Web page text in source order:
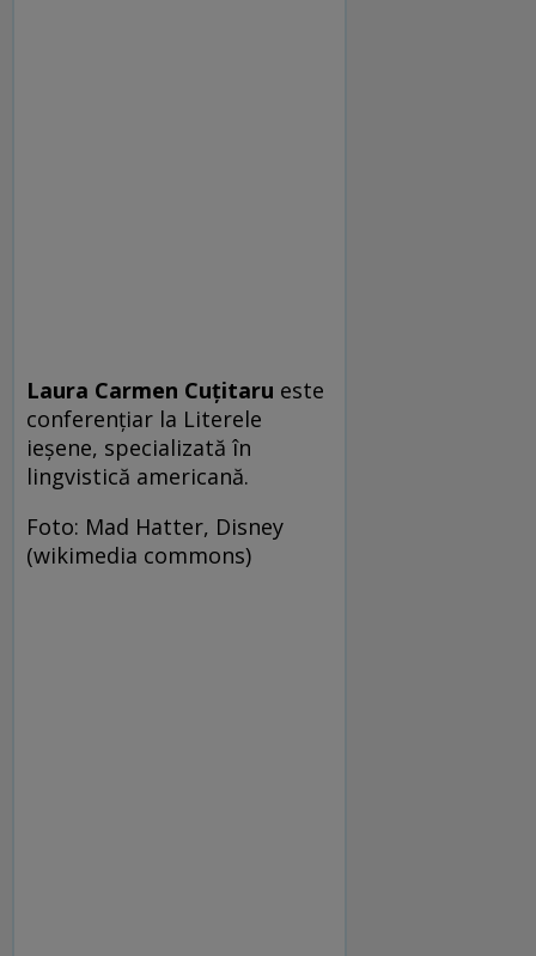
Laura Carmen Cuțitaru este
conferențiar la Literele
ieșene, specializată în
lingvistică americană.
Foto: Mad Hatter, Disney
(wikimedia commons)